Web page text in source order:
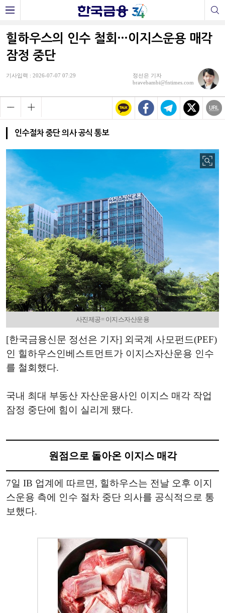
힐하우스의 인수 철회…이지스운용 매각
잠정 중단
기사입력 : 2026-07-07 07:29
정선은 기자
bravebambi@fntimes.com
인수절차 중단 의사 공식 통보
사진제공= 이지스자산운용
[한국금융신문 정선은 기자] 외국계 사모펀드(PEF)
인 힐하우스인베스트먼트가 이지스자산운용 인수
를 철회했다.
국내 최대 부동산 자산운용사인 이지스 매각 작업
잠정 중단에 힘이 실리게 됐다.
원점으로 돌아온 이지스 매각
7일 IB 업계에 따르면, 힐하우스는 전날 오후 이지
스운용 측에 인수 절차 중단 의사를 공식적으로 통
보했다.